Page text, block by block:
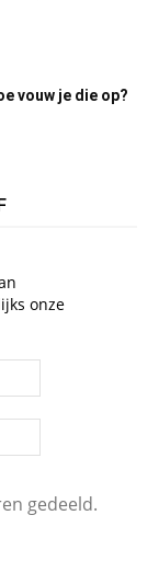
vouw je die op?
onze
gedeeld.